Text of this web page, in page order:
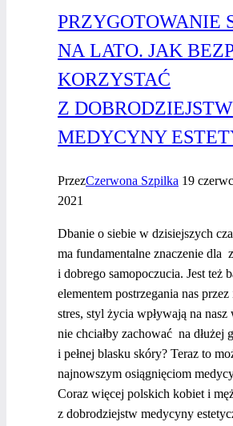
PRZYGOTOWANIE
NA LATO. JAK
KORZYSTAĆ
Z DOBRODZIEJSTW
MEDYCYNY
PrzezCzerwona Szpilka 19
2021
Dbanie o siebie w dzisiejszych
ma fundamentalne znaczenie dla
i dobrego samopoczucia. Jest też
elementem postrzegania nas
stres, styl życia wpływają na
nie chciałby zachować na dłużej
i pełnej blasku skóry? Teraz to
najnowszym osiągnięciom
Coraz więcej polskich kobiet i
z dobrodziejstw medycyny